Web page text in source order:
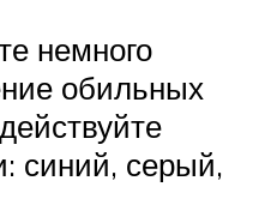
немного
обильных
синий, серый,